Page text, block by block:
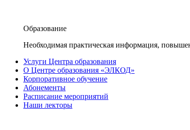
Образование
Необходимая практическая информация,
Услуги Центра образования
О Центре образования «ЭЛКОД»
Корпоративное обучение
Абонементы
Расписание мероприятий
Наши лекторы